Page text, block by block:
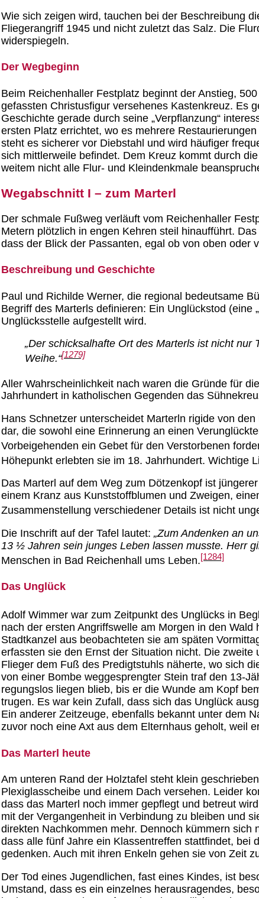
Wie sich zeigen wird, tauchen bei der Beschreibung
Fliegerangriff 1945 und nicht zuletzt das Salz. Die
widerspiegeln.
Der Wegbeginn
Beim Reichenhaller Festplatz beginnt der Anstieg,
gefassten Christusfigur versehenes Kastenkreuz. Es
Geschichte gerade durch seine „Verpflanzung“
ersten Platz errichtet, wo es mehrere
steht es sicherer vor Diebstahl und wird häufiger
sich mittlerweile befindet. Dem Kreuz kommt durch
weitem nicht alle Flur- und Kleindenkmale
Wegabschnitt I – zum Marterl
Der schmale Fußweg verläuft vom Reichenhaller
Metern plötzlich in engen Kehren steil hinaufführt.
dass der Blick der Passanten, egal ob von oben oder
Beschreibung und Geschichte
Paul und Richilde Werner, die regional bedeutsame
Begriff des Marterls definieren: Ein Unglückstod (eine
Unglücksstelle aufgestellt wird.
„Der schicksalhafte Ort des Marterls ist nicht
Weihe.“[1279]
Aller Wahrscheinlichkeit nach waren die Gründe für
Jahrhundert in katholischen Gegenden das
Hans Schnetzer unterscheidet Marterln rigide von
dar, die sowohl eine Erinnerung an einen
Vorbeigehenden ein Gebet für den Verstorbenen
Höhepunkt erlebten sie im 18. Jahrhundert. Wichtige
Das Marterl auf dem Weg zum Dötzenkopf ist
einem Kranz aus Kunststoffblumen und Zweigen,
Zusammenstellung verschiedener Details ist nicht
Die Inschrift auf der Tafel lautet: „Zum Andenken an
13 ½ Jahren sein junges Leben lassen musste. Herr
Menschen in Bad Reichenhall ums Leben.[1284]
Das Unglück
Adolf Wimmer war zum Zeitpunkt des Unglücks in
nach der ersten Angriffswelle am Morgen in den
Stadtkanzel aus beobachteten sie am späten
erfassten sie den Ernst der Situation nicht. Die
Flieger dem Fuß des Predigtstuhls näherte, wo sich
von einer Bombe weggesprengter Stein traf den 13-
regungslos liegen blieb, bis er die Wunde am Kopf
trugen. Es war kein Zufall, dass sich das Unglück
Ein anderer Zeitzeuge, ebenfalls bekannt unter dem
zuvor noch eine Axt aus dem Elternhaus geholt, weil
Das Marterl heute
Am unteren Rand der Holztafel steht klein
Plexiglasscheibe und einem Dach versehen. Leider
dass das Marterl noch immer gepflegt und betreut
mit der Vergangenheit in Verbindung zu bleiben und
direkten Nachkommen mehr. Dennoch kümmern
dass alle fünf Jahre ein Klassentreffen stattfindet, bei
gedenken. Auch mit ihren Enkeln gehen sie von Zeit
Der Tod eines Jugendlichen, fast eines Kindes, ist
Umstand, dass es ein einzelnes herausragendes,